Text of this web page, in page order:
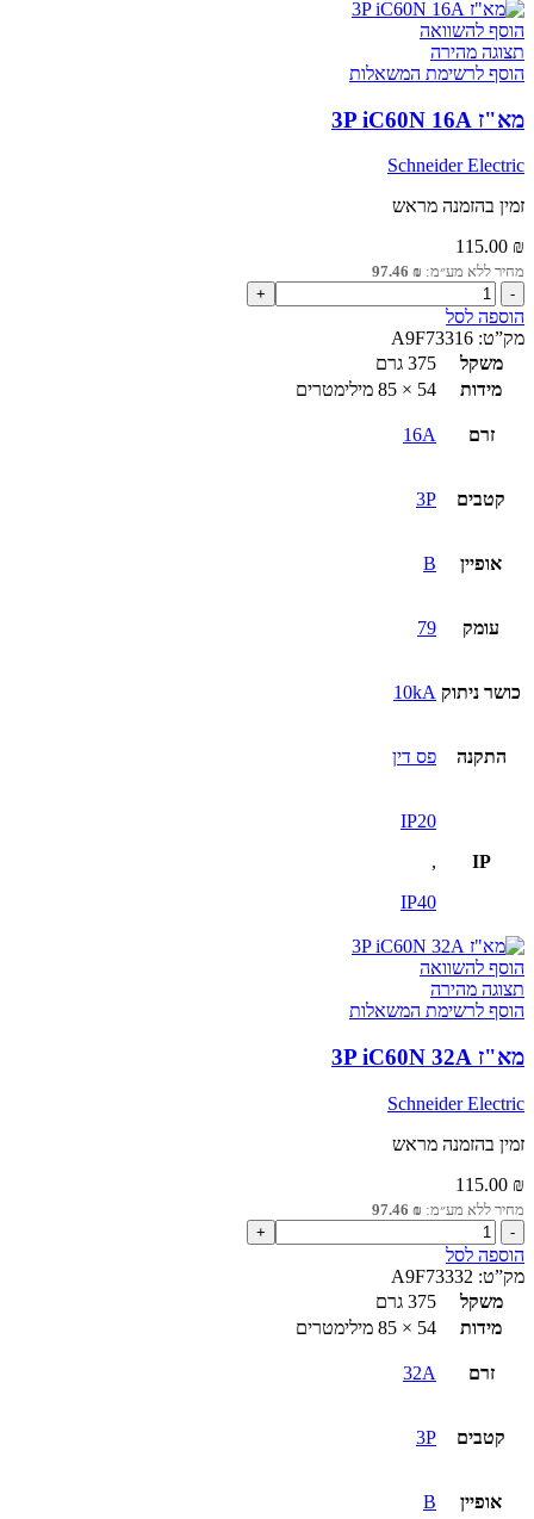
הוסף להשוואה
תצוגה מהירה
הוסף לרשימת המשאלות
מא"ז 3P iC60N 16A
Schneider Electric
זמין בהזמנה מראש
115.00 ₪
מחיר ללא מע״מ: 97.46 ₪
כמות
של
מא"ז
3P
iC60N
16A
הוספה לסל
מק”ט: A9F73316
משקל
375 גרם
מידות
54 × 85 מילימטרים
זרם 16A
קטבים 3P
אופיין B
עומק 79
כושר ניתוק 10kA
התקנה פס דין
IP
IP20
,
IP40
הוסף להשוואה
תצוגה מהירה
הוסף לרשימת המשאלות
מא"ז 3P iC60N 32A
Schneider Electric
זמין בהזמנה מראש
115.00 ₪
מחיר ללא מע״מ: 97.46 ₪
כמות
של
מא"ז
3P
iC60N
32A
הוספה לסל
מק”ט: A9F73332
משקל
375 גרם
מידות
54 × 85 מילימטרים
זרם 32A
קטבים 3P
אופיין B